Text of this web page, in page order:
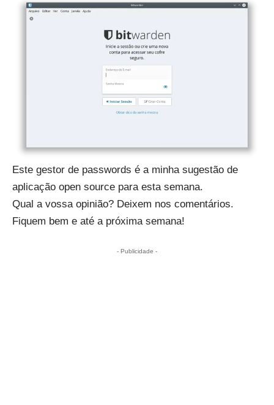
Este gestor de passwords é a minha sugestão de
aplicação open source para esta semana.
Qual a vossa opinião? Deixem nos comentários.
Fiquem bem e até a próxima semana!
- Publicidade -